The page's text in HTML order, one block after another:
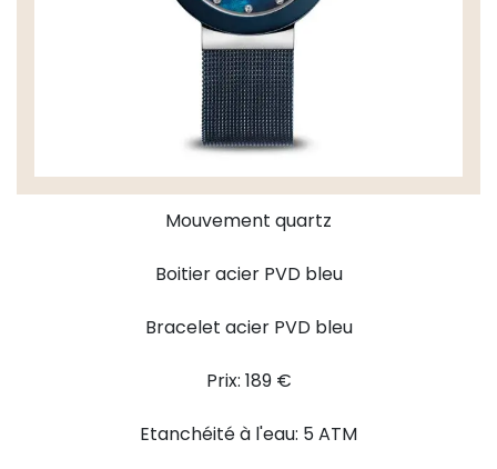
Mouvement quartz
Boitier acier PVD bleu
Bracelet acier PVD bleu
Prix: 189 €
Etanchéité à l'eau: 5 ATM